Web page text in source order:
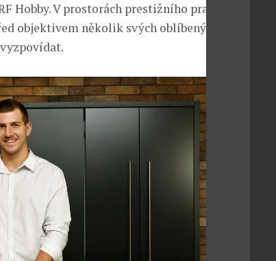
V prostorách prestižního pražského
objektivem několik svých oblíbených